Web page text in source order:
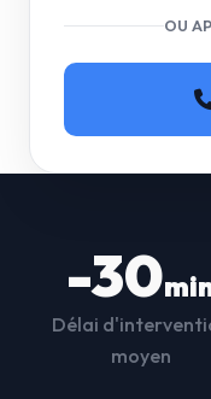
OU
-30
Délai
moyen